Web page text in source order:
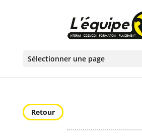
Sélectionner une page
Retour